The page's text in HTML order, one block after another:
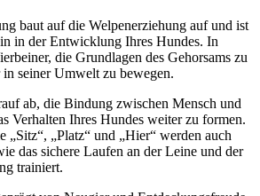
baut auf die Welpenerziehung auf und ist
in der Entwicklung Ihres Hundes. In
die Grundlagen des Gehorsams zu
seiner Umwelt zu bewegen.
ab, die Bindung zwischen Mensch und
Verhalten Ihres Hundes weiter zu formen.
„Sitz“, „Platz“ und „Hier“ werden auch
das sichere Laufen an der Leine und der
trainiert.